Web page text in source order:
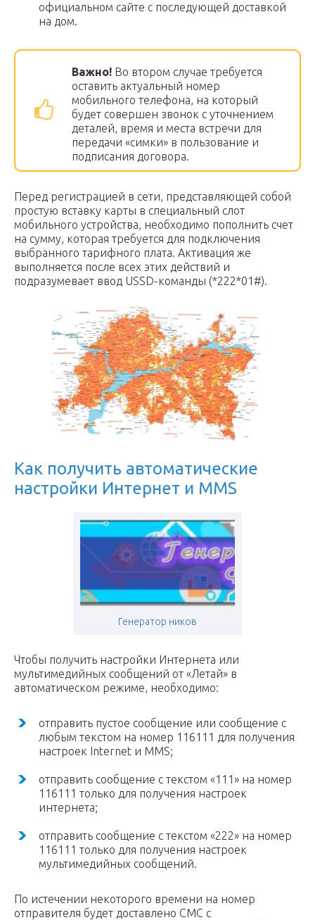
официальном сайте с последующей доставкой
на дом.
Важно! Во втором случае требуется
оставить актуальный номер
мобильного телефона, на который
будет совершен звонок с уточнением
деталей, время и места встречи для
передачи «симки» в пользование и
подписания договора.
Перед регистрацией в сети, представляющей собой
простую вставку карты в специальный слот
мобильного устройства, необходимо пополнить счет
на сумму, которая требуется для подключения
выбранного тарифного плата. Активация же
выполняется после всех этих действий и
подразумевает ввод USSD-команды (*222*01#).
Как получить автоматические
настройки Интернет и MMS
Генератор ников
Чтобы получить настройки Интернета или
мультимедийных сообщений от «Летай» в
автоматическом режиме, необходимо:
отправить пустое сообщение или сообщение с
любым текстом на номер 116111 для получения
настроек Internet и MMS;
отправить сообщение с текстом «111» на номер
116111 только для получения настроек
интернета;
отправить сообщение с текстом «222» на номер
116111 только для получения настроек
мультимедийных сообщений.
По истечении некоторого времени на номер
отправителя будет доставлено СМС с